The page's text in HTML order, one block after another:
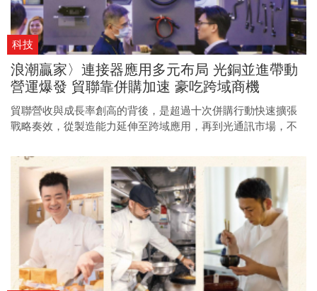
科技
浪潮贏家〉連接器應用多元布局 光銅並進帶動
營運爆發 貿聯靠併購加速 豪吃跨域商機
貿聯營收與成長率創高的背後，是超過十次併購行動快速擴張
戰略奏效，從製造能力延伸至跨域應用，再到光通訊市場，不